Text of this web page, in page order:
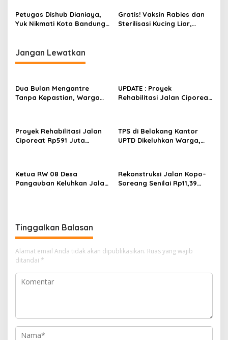
Jutaan Rupiah
Normal
Petugas Dishub Dianiaya,
Yuk Nikmati Kota Bandung
Gratis! Vaksin Rabies dan
Sterilisasi Kucing Liar,
Jangan Lewatkan
Dua Bulan Mengantre
Tanpa Kepastian, Warga
Ciparay Sebut Blangko
Terbatas
UPDATE : Proyek
Rehabilitasi Jalan Ciporeat
Proyek Rehabilitasi Jalan
Ciporeat Rp591 Juta
Penjelasan
TPS di Belakang Kantor
UPTD Dikeluhkan Warga,
Ketua RW 08 Desa
Pangauban Keluhkan Jalan
Rekonstruksi Jalan Kopo–
Soreang Senilai Rp11,39
Tinggalkan Balasan
Alamat email Anda tidak akan dipublikasikan. Ruas yang wajib
ditandai *